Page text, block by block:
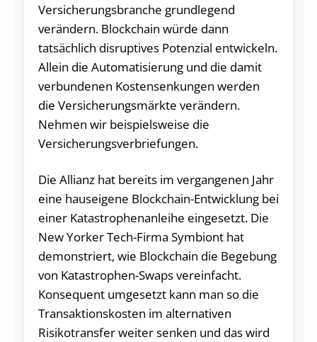
Versicherungsbranche grundlegend
verändern. Blockchain würde dann
tatsächlich disruptives Potenzial entwickeln.
Allein die Automatisierung und die damit
verbundenen Kostensenkungen werden
die Versicherungsmärkte verändern.
Nehmen wir beispielsweise die
Versicherungsverbriefungen.
Die Allianz hat bereits im vergangenen Jahr
eine hauseigene Blockchain-Entwicklung bei
einer Katastrophenanleihe eingesetzt. Die
New Yorker Tech-Firma Symbiont hat
demonstriert, wie Blockchain die Begebung
von Katastrophen-Swaps vereinfacht.
Konsequent umgesetzt kann man so die
Transaktionskosten im alternativen
Risikotransfer weiter senken und das wird